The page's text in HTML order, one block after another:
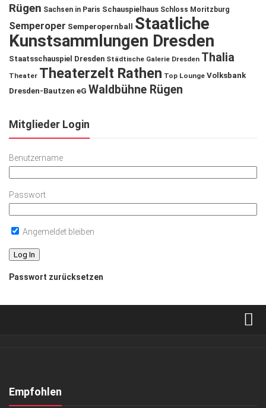
Rügen Sachsen in Paris Schauspielhaus Schloss Moritzburg
Semperoper Semperopernball
Staatliche
Kunstsammlungen Dresden
Staatsschauspiel Dresden Städtische Galerie Dresden Thalia
Theater Theaterzelt Rathen Top Lounge Volksbank
Dresden-Bautzen eG Waldbühne Rügen
Mitglieder Login
Benutzername
Passwort
Angemeldet bleiben
Passwort zurücksetzen
Kontakt, Impressum
Empfohlen